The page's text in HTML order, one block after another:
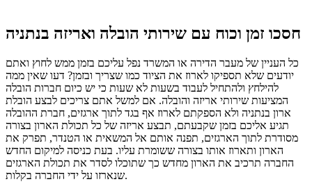
חסכו זמן וכוח עם שירותי הובלה ואריזה בנתניה
כל העניין של מעבר הדירה או המשרד נפל עליכם בזמן ממש לחוץ ואתם
יודעים שלא תספיקו לארוז את הציוד כמו שצריך ובזמן? דעו שאין ממה
להילחץ ולהתחיל לעבוד בשעות לא שעות כי יש כיום חברות הובלה
המציעות שירותי אריזה והובלה. אם למשל אתם צריכים לבצע הובלת
ארון בנתניה ולא הספקתם לארוז אף בגד לתוך ארגזים, חברת ההובלה
תגיע אליכם בזמן שקבעתם, תבצע אריזה של כל תכולת הארון בצורה
מסודרת לתוך הארגזים, תפנה אותם אל המשאית או הטנדר, תפרק את
הארון ותארוז אותו בצורה ששומרת עליו. בעת כניסה למיקום החדש
החברה תרכיב את הארון מחדש כך שתוכלו לסדר את תכולת הארגזים
שנארזו על ידי החברה בקלות.